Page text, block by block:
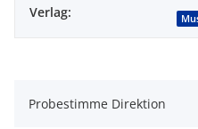
Verlag:
Probestimme Direktion